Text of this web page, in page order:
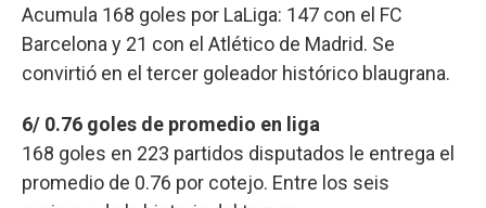
Acumula 168 goles por LaLiga: 147 con el FC
Barcelona y 21 con el Atlético de Madrid. Se
convirtió en el tercer goleador histórico blaugrana.
6/ 0.76 goles de promedio en liga
168 goles en 223 partidos disputados le entrega el
promedio de 0.76 por cotejo. Entre los seis